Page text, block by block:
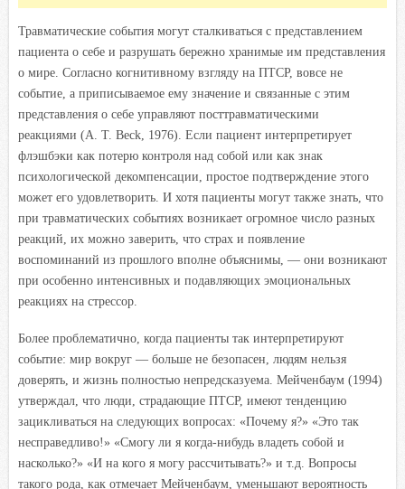
Травматические события могут сталкиваться с представлением
пациента о себе и разрушать бережно хранимые им представления
о мире. Согласно когнитивному взгляду на ПТСР, вовсе не
событие, а приписываемое ему значение и связанные с этим
представления о себе управляют посттравматическими
реакциями (А. Т. Beck, 1976). Если пациент интерпретирует
флэшбэки как потерю контроля над собой или как знак
психологической декомпенсации, простое подтверждение этого
может его удовлетворить. И хотя пациенты могут также знать, что
при травматических событиях возникает огромное число разных
реакций, их можно заверить, что страх и появление
воспоминаний из прошлого вполне объяснимы, — они возникают
при особенно интенсивных и подавляющих эмоциональных
реакциях на стрессор.
Более проблематично, когда пациенты так интерпретируют
событие: мир вокруг — больше не безопасен, людям нельзя
доверять, и жизнь полностью непредсказуема. Мейченбаум (1994)
утверждал, что люди, страдающие ПТСР, имеют тенденцию
зацикливаться на следующих вопросах: «Почему я?» «Это так
несправедливо!» «Смогу ли я когда-нибудь владеть собой и
насколько?» «И на кого я могу рассчитывать?» и т.д. Вопросы
такого рода, как отмечает Мейченбаум, уменьшают вероятность